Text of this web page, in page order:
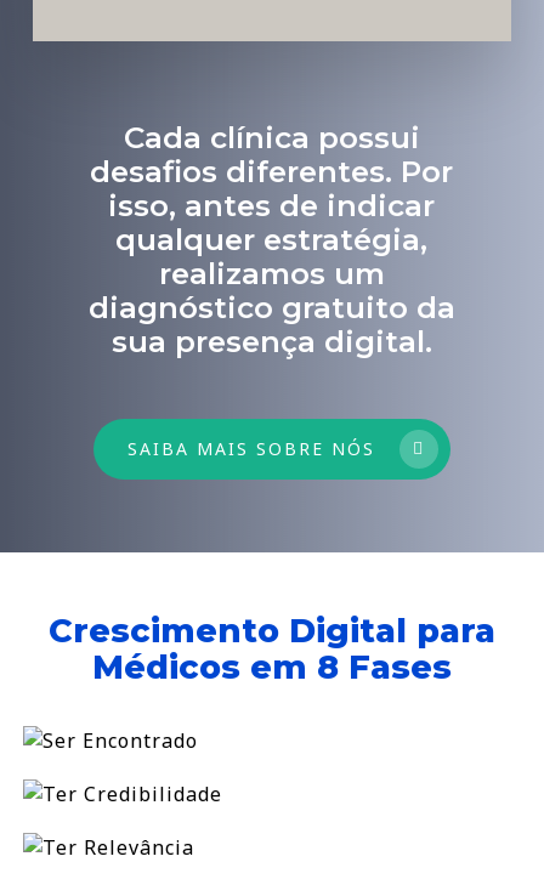
Cada clínica possui
desafios diferentes. Por
isso, antes de indicar
qualquer estratégia,
realizamos um
diagnóstico gratuito da
sua presença digital.
SAIBA MAIS SOBRE NÓS
Crescimento Digital para
Médicos em 8 Fases